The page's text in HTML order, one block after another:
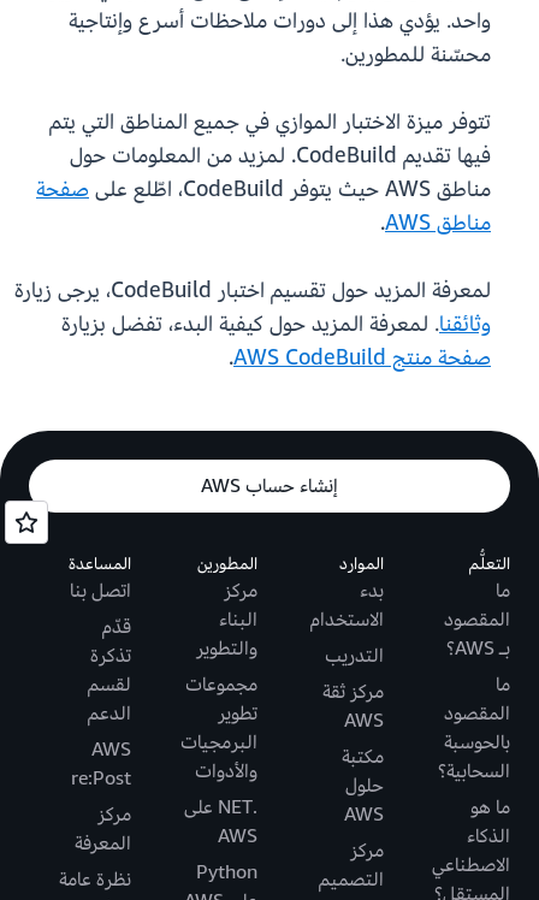
واحد. يؤدي هذا إلى دورات ملاحظات أسرع وإنتاجية
محسّنة للمطورين.
تتوفر ميزة الاختبار الموازي في جميع المناطق التي يتم
فيها تقديم CodeBuild. لمزيد من المعلومات حول
مناطق AWS حيث يتوفر CodeBuild، اطّلع على
صفحة
مناطق AWS
.
لمعرفة المزيد حول تقسيم اختبار CodeBuild، يرجى زيارة
وثائقنا. لمعرفة المزيد حول كيفية البدء، تفضل بزيارة
صفحة منتج AWS CodeBuild
.
إنشاء حساب AWS
التعلُّم
ما
المقصود
بـ AWS؟
ما
المقصود
بالحوسبة
السحابية؟
ما هو
الذكاء
الاصطناعي
الموارد
بدء
الاستخدام
التدريب
مركز ثقة
AWS
مكتبة
حلول
AWS
مركز
التصميم
المطورين
مركز
البناء
والتطوير
مجموعات
تطوير
البرمجيات
والأدوات
.NET على
AWS
Python
المساعدة
اتصل بنا
قدّم
تذكرة
لقسم
الدعم
AWS
re:Post
مركز
المعرفة
نظرة عامة